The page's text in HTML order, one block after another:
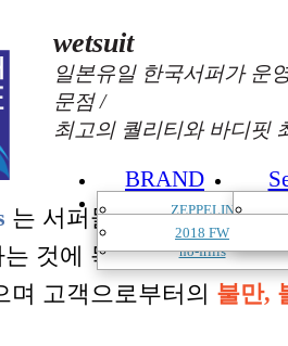
wetsuit
일본유일 한국서퍼가 운
문점 /
최고의 퀄리티와 바디핏
BRAND
ZEPPELIN
AeroQuip
no-frills
CATALOGUE
2018 FW
는 서퍼들의 느낌과 의견
는 것에 목표를 두고 있
며 고객으로부터의 불만,